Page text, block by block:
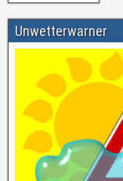
Unwetterwarner